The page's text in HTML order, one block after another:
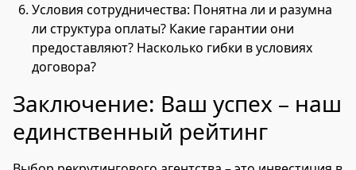
Условия сотрудничества: Понятна ли и разумна
ли структура оплаты? Какие гарантии они
предоставляют? Насколько гибки в условиях
договора?
Заключение: Ваш успех – наш
единственный рейтинг